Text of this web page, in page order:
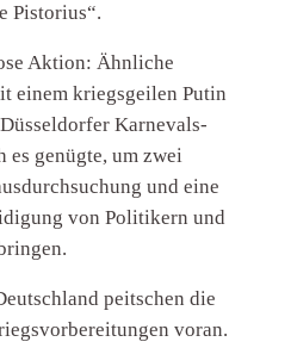
Pistorius“.
Aktion: Ähnliche
einem kriegsgeilen Putin
Karnevals-
es genügte, um zwei
und eine
von Politikern und
peitschen die
voran.